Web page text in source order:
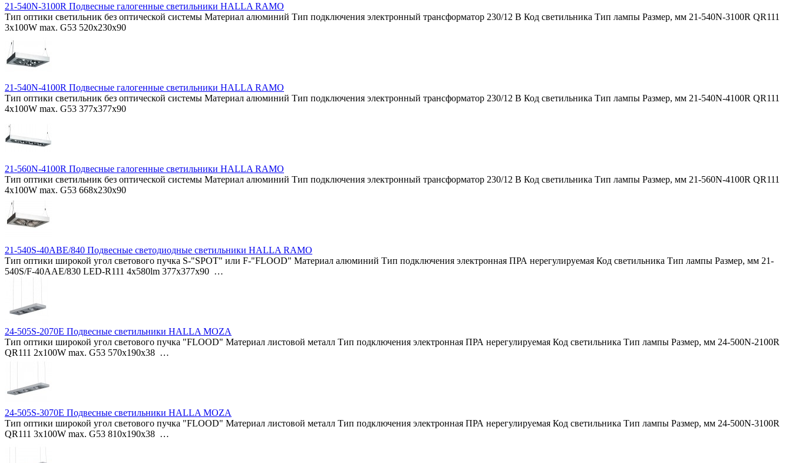
21-540N-3100R Подвесные галогенные светильники HALLA RAMO
Тип оптики светильник без оптической системы Материал алюминий Тип подключения электронный трансформатор 230/12 В Код светильника Тип лампы Размер, мм 21-540N-3100R QR111
3x100W max. G53 520x230x90
21-540N-4100R Подвесные галогенные светильники HALLA RAMO
Тип оптики светильник без оптической системы Материал алюминий Тип подключения электронный трансформатор 230/12 В Код светильника Тип лампы Размер, мм 21-540N-4100R QR111
4x100W max. G53 377x377x90
21-560N-4100R Подвесные галогенные светильники HALLA RAMO
Тип оптики светильник без оптической системы Материал алюминий Тип подключения электронный трансформатор 230/12 В Код светильника Тип лампы Размер, мм 21-560N-4100R QR111
4x100W max. G53 668x230x90
21-540S-40ABE/840 Подвесные светодиодные светильники HALLA RAMO
Тип оптики широкой угол светового пучка S-"SPOT" или F-"FLOOD" Материал алюминий Тип подключения электронная ПРА нерегулируемая Код светильника Тип лампы Размер, мм 21-
540S/F-40AAE/830 LED-R111 4x580lm 377x377x90 …
24-505S-2070E Подвесные светильники HALLA MOZA
Тип оптики широкой угол светового пучка "FLOOD" Материал листовой металл Тип подключения электронная ПРА нерегулируемая Код светильника Тип лампы Размер, мм 24-500N-2100R
QR111 2x100W max. G53 570x190x38 …
24-505S-3070E Подвесные светильники HALLA MOZA
Тип оптики широкой угол светового пучка "FLOOD" Материал листовой металл Тип подключения электронная ПРА нерегулируемая Код светильника Тип лампы Размер, мм 24-500N-3100R
QR111 3x100W max. G53 810x190x38 …